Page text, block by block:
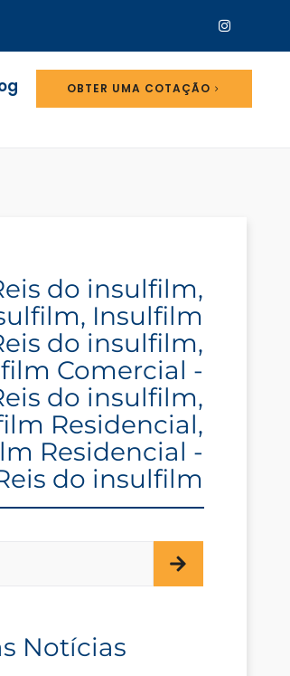
OBTER UMA COTAÇÃO
do insulfilm,
, Insulfilm
do insulfilm,
Comercial -
do insulfilm,
Residencial,
Residencial -
do insulfilm
Notícias